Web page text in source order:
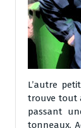
L’autre
trouve tout
passant
tonneaux.